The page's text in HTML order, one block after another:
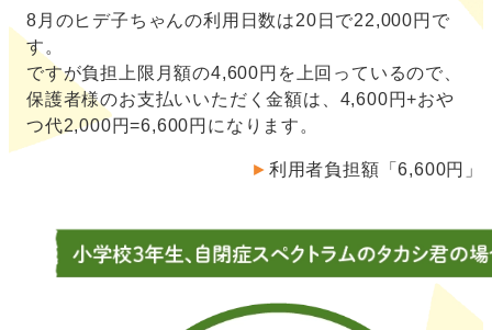
8月のヒデ子ちゃんの利用日数は20日で22,000円で
す。
ですが負担上限月額の4,600円を上回っているので、
保護者様のお支払いいただく金額は、4,600円+おや
つ代2,000円=6,600円になります。
► 利用者負担額「6,600円」